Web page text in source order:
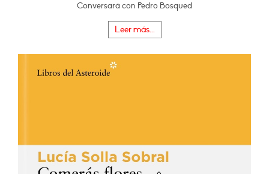
Conversará con Pedro Bosqued
Leer más...